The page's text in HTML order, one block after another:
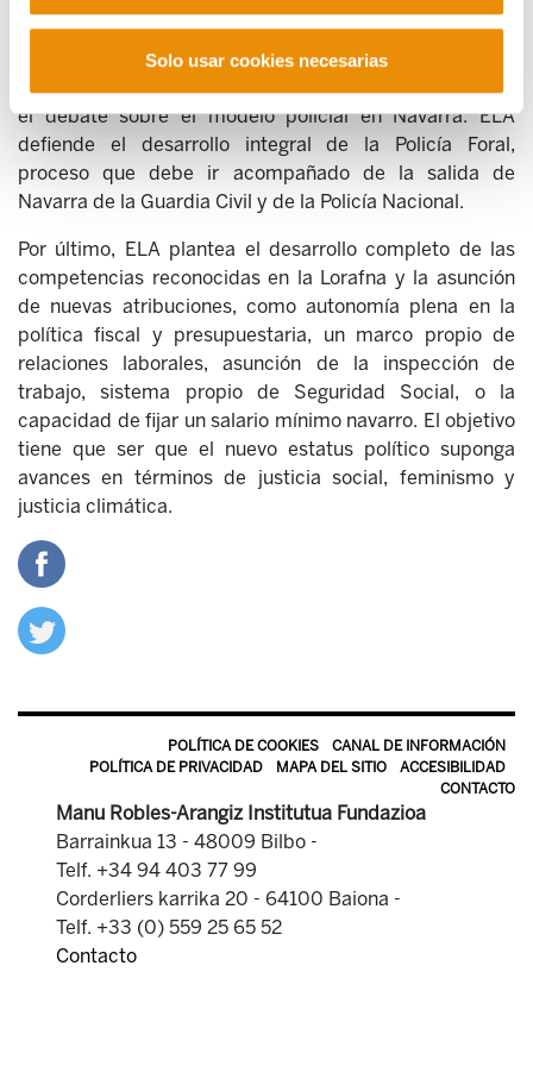
Solo usar cookies necesarias
Lorafna incluye una visión sesgada donde se habla de
una "incorporación de Navarra a la unidad nacional".
Asimismo, este nuevo tiempo debe servir para abordar
el debate sobre el modelo policial en Navarra. ELA
defiende el desarrollo integral de la Policía Foral,
proceso que debe ir acompañado de la salida de
Navarra de la Guardia Civil y de la Policía Nacional.
Por último, ELA plantea el desarrollo completo de las
competencias reconocidas en la Lorafna y la asunción
de nuevas atribuciones, como autonomía plena en la
política fiscal y presupuestaria, un marco propio de
relaciones laborales, asunción de la inspección de
trabajo, sistema propio de Seguridad Social, o la
capacidad de fijar un salario mínimo navarro. El objetivo
tiene que ser que el nuevo estatus político suponga
avances en términos de justicia social, feminismo y
justicia climática.
POLÍTICA DE COOKIES
CANAL DE INFORMACIÓN
POLÍTICA DE PRIVACIDAD
MAPA DEL SITIO
ACCESIBILIDAD
CONTACTO
Manu Robles-Arangiz Institutua Fundazioa
Barrainkua 13 - 48009 Bilbo -
Telf. +34 94 403 77 99
Corderliers karrika 20 - 64100 Baiona -
Telf. +33 (0) 559 25 65 52
Contacto